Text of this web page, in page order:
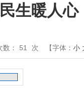
生暖人心
： 51 次 【字体： 小